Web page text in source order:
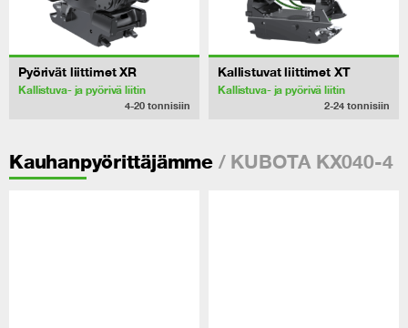
Pyörivät liittimet XR
Kallistuva- ja pyörivä liitin
4-20 tonnisiin
Kallistuvat liittimet XT
Kallistuva- ja pyörivä liitin
2-24 tonnisiin
Kauhanpyörittäjämme/ KUBOTA KX040-4